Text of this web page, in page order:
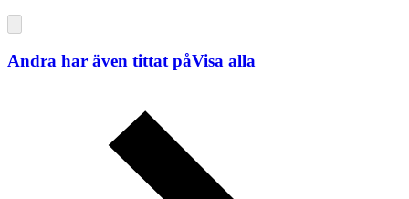
Andra har även tittat påVisa alla